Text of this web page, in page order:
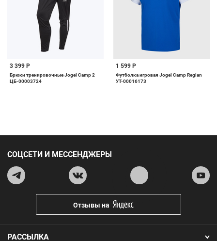
3 399 Р
Брюки тренировочные Jogel Camp 2
ЦБ-00003724
1 599 Р
Футболка игровая Jogel Camp Reglan
УТ-00016173
РАССЫЛКА
СОЦСЕТИ И МЕССЕНДЖЕРЫ
Отзывы на